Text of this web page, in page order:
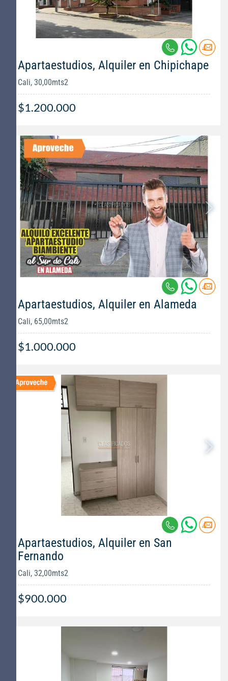
Apartaestudios, Alquiler en Chipichape
Cali, 30,00mts2
$1.200.000
Apartaestudios, Alquiler en Alameda
Cali, 65,00mts2
$1.000.000
Apartaestudios, Alquiler en San
Fernando
Cali, 32,00mts2
$900.000